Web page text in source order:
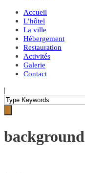
Accueil
L’hôtel
La ville
Hébergement
Restauration
Activités
Galerie
Contact
|
background